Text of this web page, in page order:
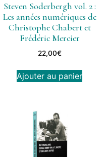
Steven Soderbergh vol. 2 :
Les années numériques de
Christophe Chabert et
Frédéric Mercier
22,00€
Ajouter au panier